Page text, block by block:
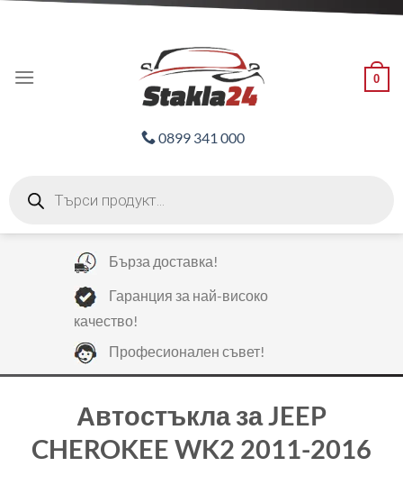
0
0899 341 000
search
Бърза доставка!
Гаранция за най-високо
качество!
Професионален съвет!
Автостъкла за JEEP
CHEROKEE WK2 2011-2016